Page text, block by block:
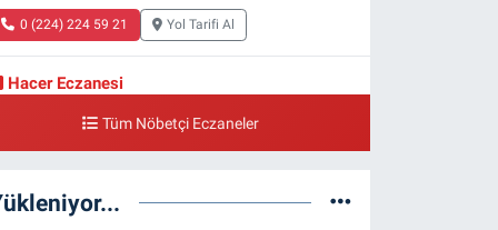
0 (224) 224 59 21 Yol Tarifi Al
Hacer Eczanesi
OCAĞI YANI)
Dereli Eczanesi
Tüm Nöbetçi Eczaneler